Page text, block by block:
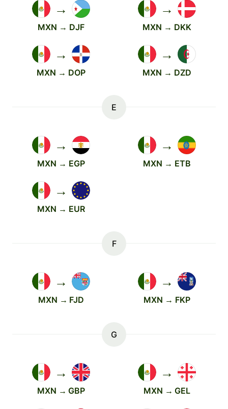
→
MXN → DJF
→
MXN → DKK
→
MXN → DOP
→
MXN → DZD
E
→
MXN → EGP
→
MXN → ETB
→
MXN → EUR
F
→
MXN → FJD
→
MXN → FKP
G
→
MXN → GBP
→
MXN → GEL